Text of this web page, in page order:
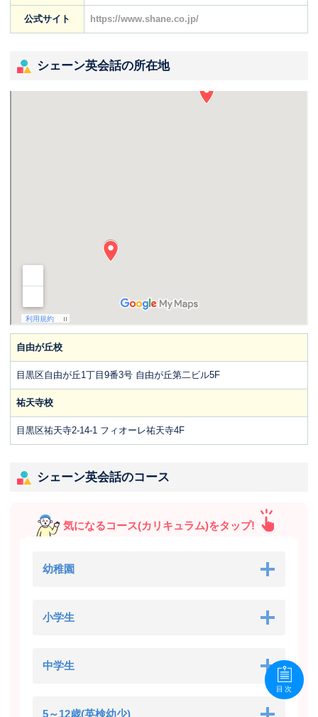
公式サイト https://www.shane.co.jp/
シェーン英会話の所在地
自由が丘校
目黒区自由が丘1丁目9番3号 自由が丘第二ビル5F
祐天寺校
目黒区祐天寺2-14-1 フィオーレ祐天寺4F
シェーン英会話のコース
気になるコース(カリキュラム)をタップ!
幼稚園
小学生
中学生
5～12歳(英検幼少)
目次